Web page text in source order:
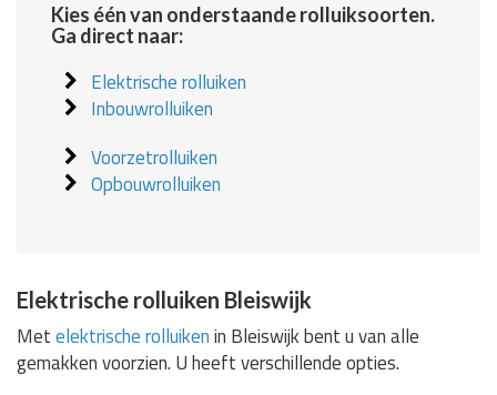
Kies één van onderstaande rolluiksoorten.
Ga direct naar:
Elektrische rolluiken
Inbouwrolluiken
Voorzetrolluiken
Opbouwrolluiken
Elektrische rolluiken Bleiswijk
Metelektrische rolluikenin Bleiswijk bent u van alle
gemakken voorzien. U heeft verschillende opties.